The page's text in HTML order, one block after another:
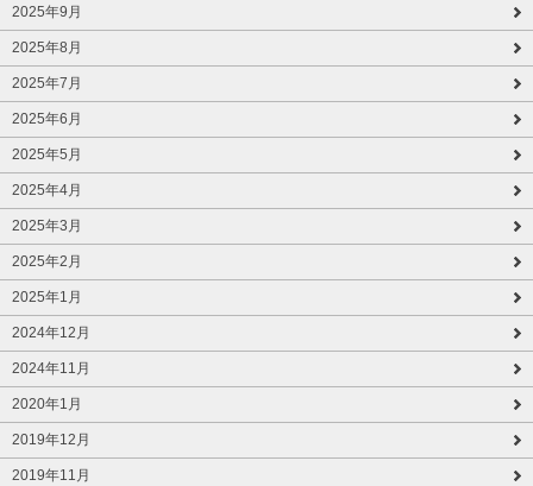
2025年9月
2025年8月
2025年7月
2025年6月
2025年5月
2025年4月
2025年3月
2025年2月
2025年1月
2024年12月
2024年11月
2020年1月
2019年12月
2019年11月